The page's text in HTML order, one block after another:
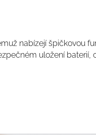
nabízejí špičkovou
uložení baterií,